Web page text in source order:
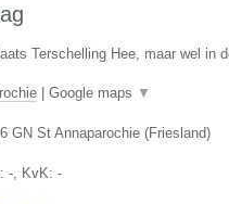
Terschelling Hee, maar wel in
| Google maps ▼
GN St Annaparochie(Friesland)
-, KvK: -